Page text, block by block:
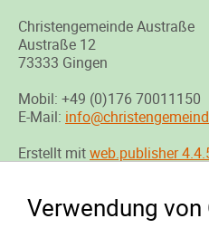
Christengemeinde Austraße
Austraße 12
73333 Gingen
Mobil: +49 (0)176 70011150
E-Mail:
Erstellt mitweb.publisher
Startseite
Verwendung von